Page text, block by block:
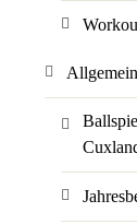
Allgemein